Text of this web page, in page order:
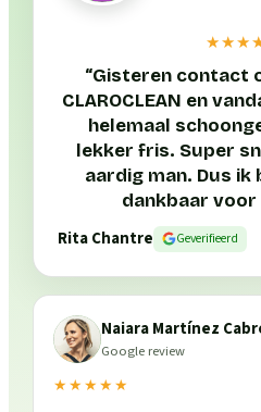
“Gisteren contact
CLAROCLEAN en
helemaal
lekker fris. Super
aardig man. Dus ik
dankbaar voor
Rita Chantre
Geverifieerd
Naiara Martínez
Google review
★★★★★